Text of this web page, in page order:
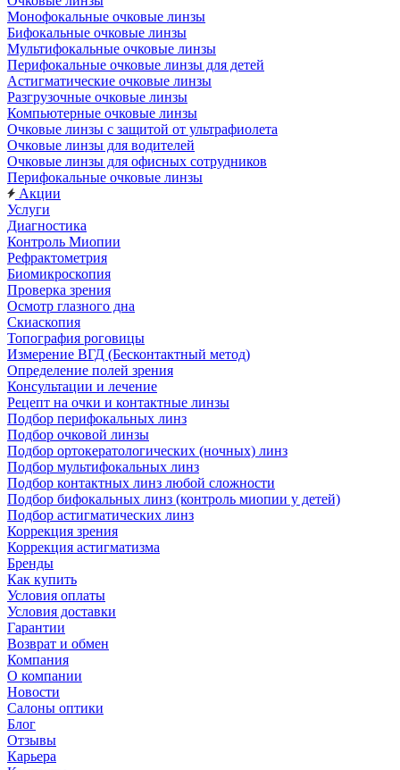
Монофокальные очковые линзы
Бифокальные очковые линзы
Мультифокальные очковые линзы
Перифокальные очковые линзы для детей
Астигматические очковые линзы
Разгрузочные очковые линзы
Компьютерные очковые линзы
Очковые линзы с защитой от ультрафиолета
Очковые линзы для водителей
Очковые линзы для офисных сотрудников
Перифокальные очковые линзы
Акции
Услуги
Диагностика
Контроль Миопии
Рефрактометрия
Биомикроскопия
Проверка зрения
Осмотр глазного дна
Скиаскопия
Топография роговицы
Измерение ВГД (Бесконтактный метод)
Определение полей зрения
Консультации и лечение
Рецепт на очки и контактные линзы
Подбор перифокальных линз
Подбор очковой линзы
Подбор ортокератологических (ночных) линз
Подбор мультифокальных линз
Подбор контактных линз любой сложности
Подбор бифокальных линз (контроль миопии у детей)
Подбор астигматических линз
Коррекция зрения
Коррекция астигматизма
Бренды
Как купить
Условия оплаты
Условия доставки
Гарантии
Возврат и обмен
Компания
О компании
Новости
Салоны оптики
Блог
Отзывы
Карьера